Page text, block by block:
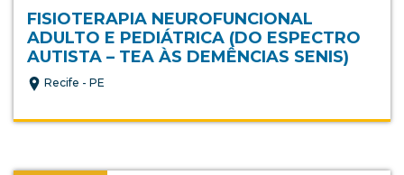
FISIOTERAPIA NEUROFUNCIONAL
ADULTO E PEDIÁTRICA (DO ESPECTRO
AUTISTA – TEA ÀS DEMÊNCIAS SENIS)
Recife - PE